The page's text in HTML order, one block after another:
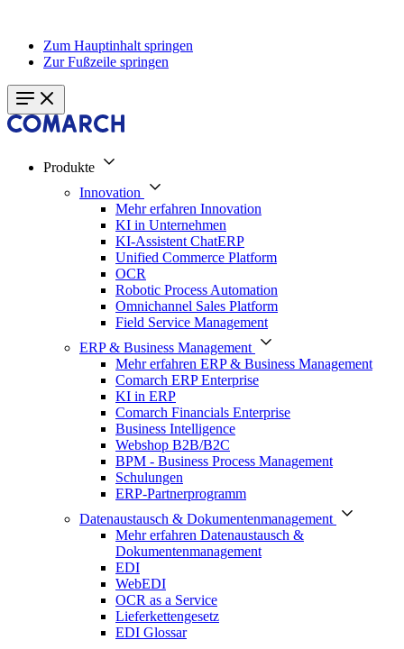
Zum Hauptinhalt springen
Zur Fußzeile springen
Produkte
Innovation
Mehr erfahren Innovation
KI in Unternehmen
KI-Assistent ChatERP
Unified Commerce Platform
OCR
Robotic Process Automation
Omnichannel Sales Platform
Field Service Management
ERP & Business Management
Mehr erfahren ERP & Business Management
Comarch ERP Enterprise
KI in ERP
Comarch Financials Enterprise
Business Intelligence
Webshop B2B/B2C
BPM - Business Process Management
Schulungen
ERP-Partnerprogramm
Datenaustausch & Dokumentenmanagement
Mehr erfahren Datenaustausch &
Dokumentenmanagement
EDI
WebEDI
OCR as a Service
Lieferkettengesetz
EDI Glossar